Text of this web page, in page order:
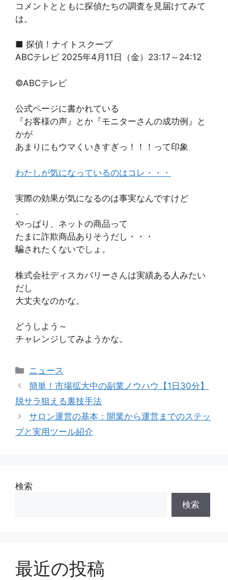
コメントとともに探偵たちの調査を見届けてみて
は。
■ 探偵！ナイトスクープ
ABCテレビ 2025年4月11日（金）23:17～24:12
©ABCテレビ
公式ページに書かれている
『お客様の声』とか『モニターさんの成功例』と
かが
あまりにもウマくいきすぎっ！！！って印象
わたしが気になっているのはコレ・・・
実際の効果が気になるのは事実なんですけど
、
やっぱり、ネットの商品って
たまに詐欺商品ありそうだし・・・
騙されたくないでしょ。
株式会社ディスカバリーさんは実績ある人みたい
だし
大丈夫なのかな。
どうしよう～
チャレンジしてみようかな。
カ
テ
リ
ー
ニュース
簡単！市場拡大中の副業ノウハウ【1日30分】
脱サラ狙える裏技手法
サロン運営の基本：開業から運営までのステッ
プと実用ツール紹介
検索
検索
最近の投稿